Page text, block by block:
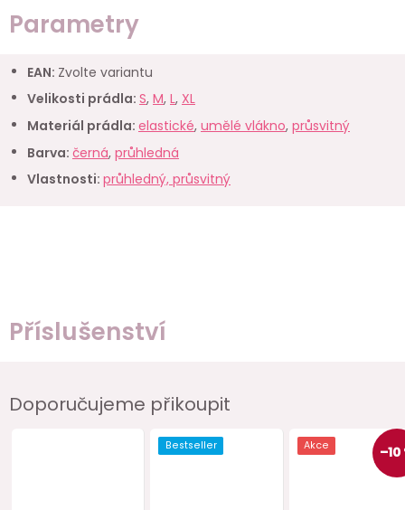
Příslušenství
Parametry
EAN: Zvolte variantu
Velikosti prádla: S, M, L, XL
Materiál prádla: elastické, umělé vlákno, průsvitný
Barva: černá, průhledná
Vlastnosti: průhledný, průsvitný
Doporučujeme přikoupit